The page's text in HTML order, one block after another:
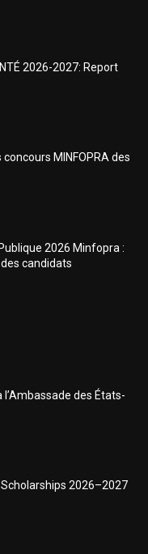
2026-2027: Report
MINFOPRA des
2026 Minfopra :
candidats
l’Ambassade des États-
2026–2027